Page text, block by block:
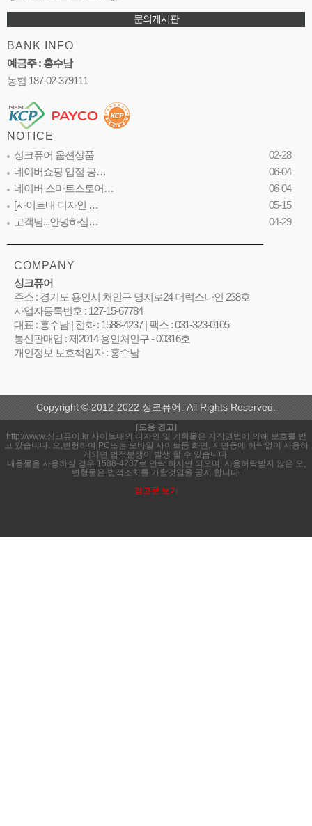
문의게시판
BANK INFO
예금주 : 홍수남
농협 187-02-379111
NOTICE
싱크퓨어 옵션상품
02-28
네이버쇼핑 입점 공…
06-04
네이버 스마트스토어…
06-04
[사이트내 디자인 …
05-15
고객님...안녕하십…
04-29
COMPANY
싱크퓨어
주소 : 경기도 용인시 처인구 명지로24 더럭스나인 238호
사업자등록번호 : 127-15-67784
대표 : 홍수남 | 전화 : 1588-4237 | 팩스 : 031-323-0105
통신판매업 : 제2014 용인처인구 - 00316호
개인정보 보호책임자 : 홍수남
Copyright © 2012-2022 싱크퓨어. All Rights Reserved.
[도용 경고]
http://www.싱크퓨어.kr 사이트내의 디자인 및 기획물은 저작권법에 의해 보호를 받
고 있습니다. 오,변형하여 PC또는 모바일 사이트등 화면, 지면등에 허락없이 사용하
게되면 법적분쟁이 발생 할 수 있습니다.
내용물을 사용하실 경우 1588-4237로 연락 하시면 되오며, 사용허락받지 않은 오,
변형물은 법적조치를 가할것임을 공지 합니다.
경고문 보기